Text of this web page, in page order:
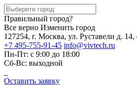
Правильный город?
Все верно Изменить город
127254, г. Москва, ул. Руставели д.
+7 495-755-91-45 info@vivtech.ru
Пн-Пт: с 9:00 до 18:00
Сб-Вс: выходной
Оставить заявку